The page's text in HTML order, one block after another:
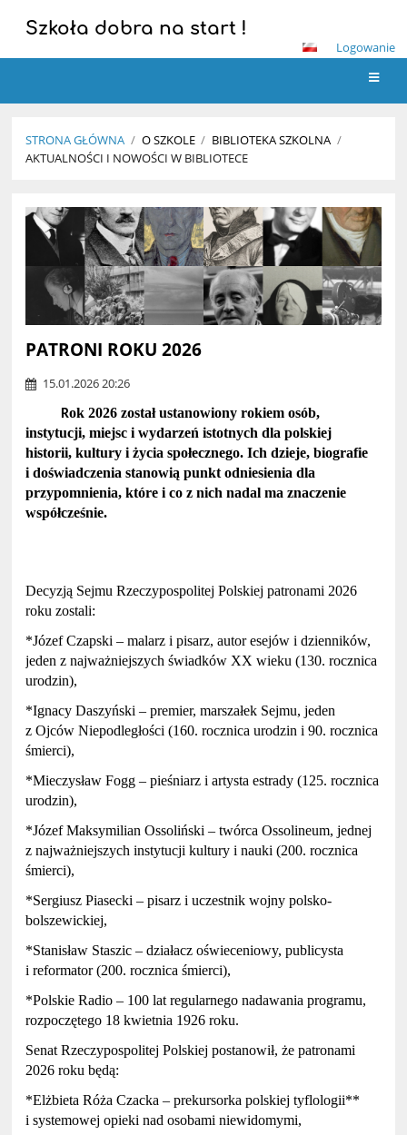
Szkoła dobra na start !
Logowanie
STRONA GŁÓWNA / O SZKOLE / BIBLIOTEKA SZKOLNA /
AKTUALNOŚCI I NOWOŚCI W BIBLIOTECE
Aktualności
nowości
w
bibliotece
PATRONI ROKU 2026
15.01.2026 20:26
Rok 2026 został ustanowiony rokiem osób,
instytucji, miejsc i wydarzeń istotnych dla polskiej
historii, kultury i życia społecznego. Ich dzieje, biografie
i doświadczenia stanowią punkt odniesienia dla
przypomnienia, które i co z nich nadal ma znaczenie
współcześnie.
Decyzją Sejmu Rzeczypospolitej Polskiej patronami 2026
roku zostali:
*Józef Czapski – malarz i pisarz, autor esejów i dzienników,
jeden z najważniejszych świadków XX wieku (130. rocznica
urodzin),
*Ignacy Daszyński – premier, marszałek Sejmu, jeden
z Ojców Niepodległości (160. rocznica urodzin i 90. rocznica
*Mieczysław Fogg – pieśniarz i artysta estrady (125. rocznica
urodzin),
*Józef Maksymilian Ossoliński – twórca Ossolineum, jednej
z najważniejszych instytucji kultury i nauki (200. rocznica
śmierci),
*Sergiusz Piasecki – pisarz i uczestnik wojny polsko-
bolszewickiej,
*Stanisław Staszic – działacz oświeceniowy, publicysta
i reformator (200. rocznica śmierci),
*Polskie Radio – 100 lat regularnego nadawania programu,
rozpoczętego 18 kwietnia 1926 roku.
Senat Rzeczypospolitej Polskiej postanowił, że patronami
2026 roku będą:
*Elżbieta Róża Czacka – prekursorka polskiej tyflologii**
i systemowej opieki nad osobami niewidomymi,